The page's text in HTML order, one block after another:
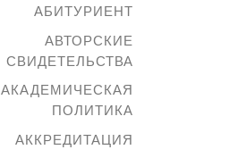
АБИТУРИЕНТ
АВТОРСКИЕ
СВИДЕТЕЛЬСТВА
АКАДЕМИЧЕСКАЯ
ПОЛИТИКА
АККРЕДИТАЦИЯ